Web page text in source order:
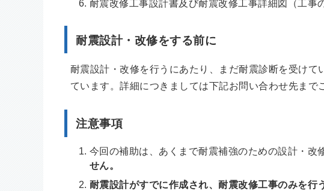
耐震改修工事設計書及び耐震改修工事詳細図（工事
耐震設計・改修をする前に
耐震設計・改修を行うにあたり、まだ耐震診断を受け
ています。詳細につきましては下記お問い合わせ先まで
注意事項
今回の補助は、あくまで耐震補強のための設計・改
せん。
耐震設計がすでに作成され、耐震改修工事のみを行